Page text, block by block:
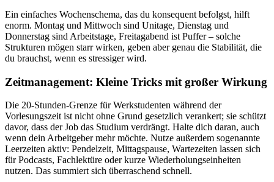
Ein einfaches Wochenschema, das du konsequent befolgst, hilft
enorm. Montag und Mittwoch sind Unitage, Dienstag und
Donnerstag sind Arbeitstage, Freitagabend ist Puffer – solche
Strukturen mögen starr wirken, geben aber genau die Stabilität, die
du brauchst, wenn es stressiger wird.
Zeitmanagement: Kleine Tricks mit großer Wirkung
Die 20-Stunden-Grenze für Werkstudenten während der
Vorlesungszeit ist nicht ohne Grund gesetzlich verankert; sie schützt
davor, dass der Job das Studium verdrängt. Halte dich daran, auch
wenn dein Arbeitgeber mehr möchte. Nutze außerdem sogenannte
Leerzeiten aktiv: Pendelzeit, Mittagspause, Wartezeiten lassen sich
für Podcasts, Fachlektüre oder kurze Wiederholungseinheiten
nutzen. Das summiert sich überraschend schnell.